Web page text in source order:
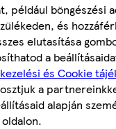
például böngészési
és
elutasítása
a
és Cookie
a
alapján